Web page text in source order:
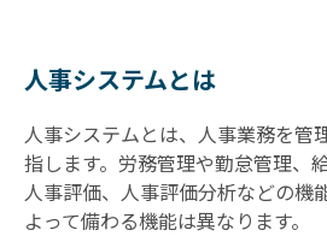
人事システムとは
人事システムとは、人事業務を管
指します。労務管理や勤怠管理、
人事評価、人事評価分析などの機
よって備わる機能は異なります。